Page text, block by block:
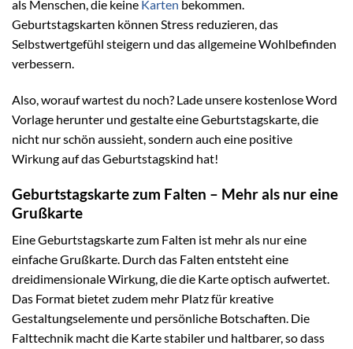
als Menschen, die keine Karten bekommen.
Geburtstagskarten können Stress reduzieren, das
Selbstwertgefühl steigern und das allgemeine Wohlbefinden
verbessern.
Also, worauf wartest du noch? Lade unsere kostenlose Word
Vorlage herunter und gestalte eine Geburtstagskarte, die
nicht nur schön aussieht, sondern auch eine positive
Wirkung auf das Geburtstagskind hat!
Geburtstagskarte zum Falten – Mehr als nur eine
Grußkarte
Eine Geburtstagskarte zum Falten ist mehr als nur eine
einfache Grußkarte. Durch das Falten entsteht eine
dreidimensionale Wirkung, die die Karte optisch aufwertet.
Das Format bietet zudem mehr Platz für kreative
Gestaltungselemente und persönliche Botschaften. Die
Falttechnik macht die Karte stabiler und haltbarer, so dass